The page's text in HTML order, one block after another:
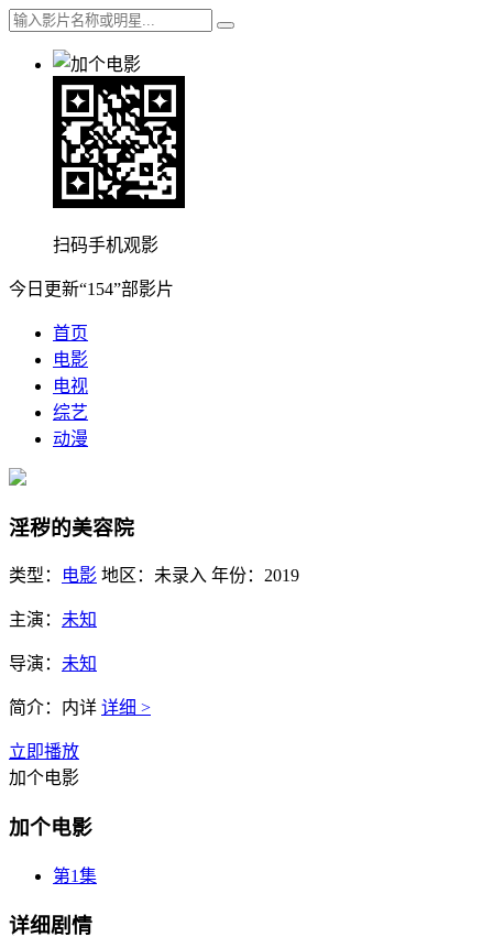
扫码手机观影
今日更新“154”部影片
首页
电影
电视
综艺
动漫
淫秽的美容院
类型： 电影 地区： 未录入 年份： 2019
主演： 未知
导演： 未知
简介： 内详 详细 >
立即播放
加个电影
加个电影
第1集
详细剧情